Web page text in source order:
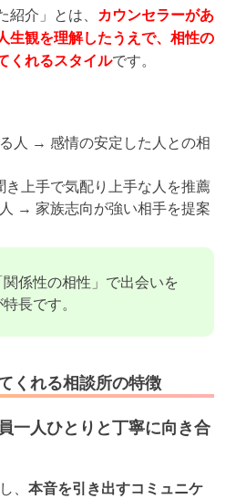
介」とは、 カウンセラーがあ
生観を理解したうえで、相性の
くれるスタイルです。
人 → 感情の安定した人との相
上手で気配り上手な人を推薦
→ 家族志向が強い相手を提案
関係性の相性」で出会いを
長です。
くれる相談所の特徴
一人ひとりと丁寧に向き合
、 本音を引き出すコミュニケ